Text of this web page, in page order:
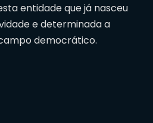
entidade que já nasceu
e determinada a
democrático.